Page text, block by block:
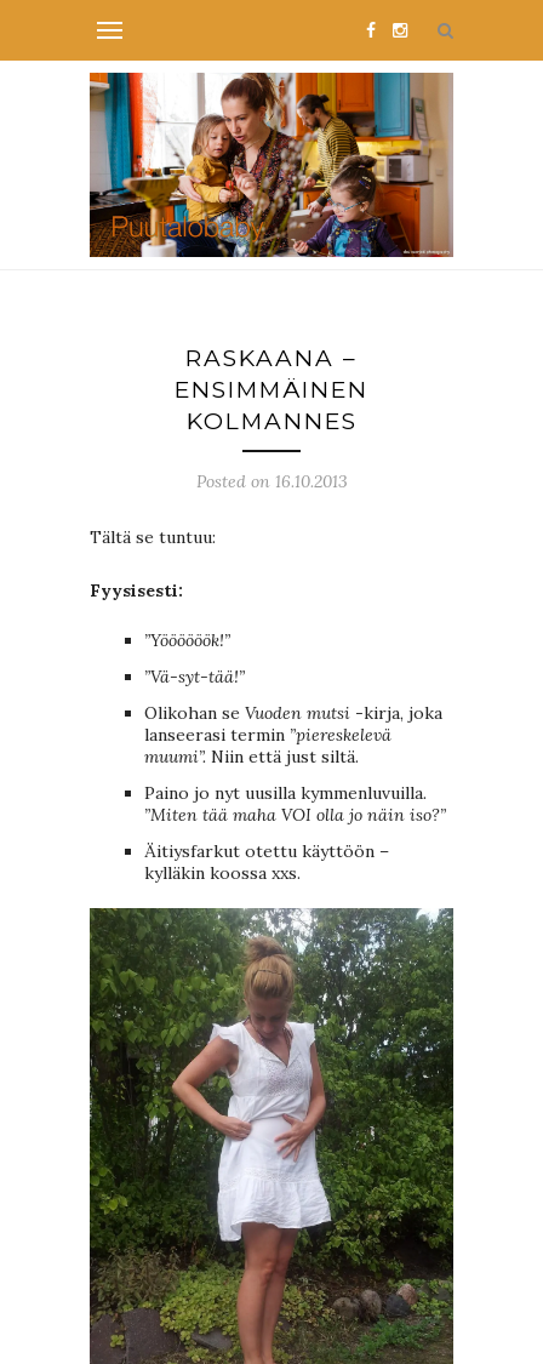
RASKAANA –
ENSIMMÄINEN
KOLMANNES
Posted on 16.10.2013
Tältä se tuntuu:
Fyysisesti:
”Yöööööök!”
”Vä-syt-tää!”
Olikohan se Vuoden mutsi -kirja, joka
lanseerasi termin ”piereskelevä
muumi”. Niin että just siltä.
Paino jo nyt uusilla kymmenluvuilla.
”Miten tää maha VOI olla jo näin iso?”
Äitiysfarkut otettu käyttöön –
kylläkin koossa xxs.